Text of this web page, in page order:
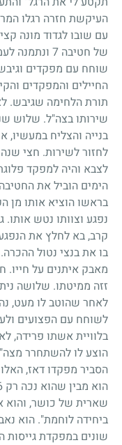
העיקשת חזרה רגלו
עם שובו לגדוד מונה
של חטיבה 7 ונתמנה
שוחח עם מפקדים
החיילים והמפקדים
תורת הלחימה שגיבש.
שירותו בצה"ל. שלוש
בנייה והצליח במעשיו,
לחזור לשירות. חצי
לצבא והיה למפקד
הימים הוביל את
בראשו הוציא אותו מן
נפגע וצוותו נטש
קרב, בא לחלץ את
בו את בנצי נטול
מאבק איתנים על חייו.
זזה ממיטתו. שלושה
לאחר שהוטב לו מעט,
לשוחח עם הפצועים
בלוויית אשתו פרידה,
הוצע לו להשתחרר
הסביר מפקדו דאז,
הוא מבין שהוא נכה רק
שארית של כושר, והוא
ביחידה לוחמת". הוא
שונים במפקדת גייסות